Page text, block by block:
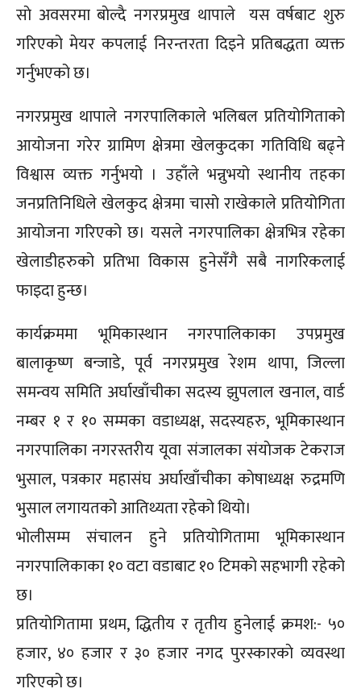
साे अवसरमा बाेल्दै नगरप्रमुख थापाले यस वर्षबाट शुरु
गरिएको मेयर कपलाई निरन्तरता दिइने प्रतिबद्धता व्यक्त
गर्नुभएको छ।
नगरप्रमुख थापाले नगरपालिकाले भलिबल प्रतियोगिताको
आयोजना गरेर ग्रामिण क्षेत्रमा खेलकुदका गतिविधि बढ्ने
विश्वास व्यक्त गर्नुभयो । उहाँले भन्नुभयो स्थानीय तहका
जनप्रतिनिधिले खेलकुद क्षेत्रमा चासो राखेकाले प्रतियोगिता
आयोजना गरिएको छ। यसले नगरपालिका क्षेत्रभित्र रहेका
खेलाडीहरुको प्रतिभा विकास हुनेसँगै सबै नागरिकलाई
फाइदा हुन्छ।
कार्यक्रममा भूमिकास्थान नगरपालिकाका उपप्रमुख
बालाकृष्ण बन्जाडे, पूर्व नगरप्रमुख रेशम थापा, जिल्ला
समन्वय समिति अर्घाखाँचीका सदस्य झुपलाल खनाल, वार्ड
नम्बर १ र १० सम्मका वडाध्यक्ष, सदस्यहरु, भूमिकास्थान
नगरपालिका नगरस्तरीय यूवा संजालका संयाेजक टेकराज
भुसाल, पत्रकार महासंघ अर्घाखाँचीका काेषाध्यक्ष रुद्रमणि
भुसाल लगायतको आतिथ्यता रहेको थियो।
भाेलीसम्म संचालन हुने प्रतियोगितामा भूमिकास्थान
नगरपालिकाका १० वटा वडाबाट १० टिमकाे सहभागी रहेको
छ।
प्रतियोगितामा प्रथम, द्धितीय र तृतीय हुनेलाई क्रमश:- ५०
हजार, ४० हजार र ३० हजार नगद पुरस्कारकाे व्यवस्था
गरिएको छ।